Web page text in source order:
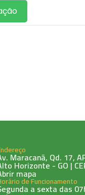
Maracanã, Qd. 17,
Horizonte - GO |
mapa
de Funcionamento
a sexta das